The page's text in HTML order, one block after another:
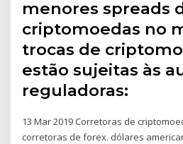
menores spreads
criptomoedas no
trocas de
estão sujeitas às
reguladoras:
13 Mar 2019 Corretoras de
corretoras de forex. dólares